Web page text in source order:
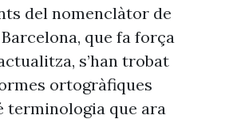
del nomenclàtor de
que fa força
s’han trobat
ortogràfiques
terminologia que ara